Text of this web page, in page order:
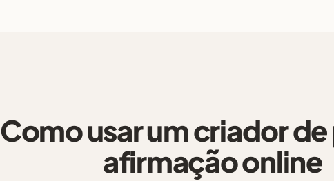
Como usar um criador de
afirmação online